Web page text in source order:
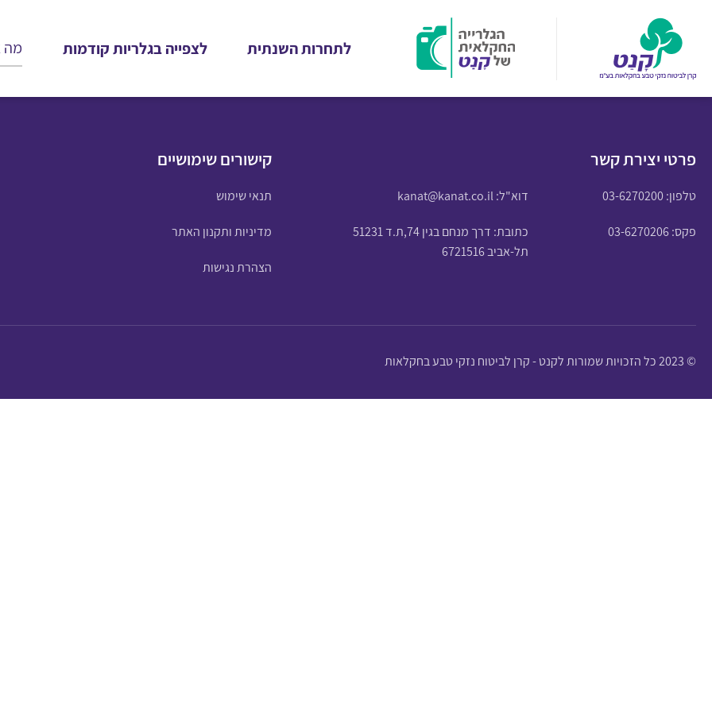
לתחרות השנתית לצפייה בגלריות קודמות
פרטי יצירת קשר
טלפון:03-6270200 דוא"ל:kanat@kanat.co.il
פקס: 03-6270206
כתובת: דרך מנחם בגין 74,ת.ד 51231
תל-אביב 6721516
קישורים שימושיים
תנאי שימוש
מדיניות ותקנון האתר
הצהרת נגישות
© 2023 כל הזכויות שמורות לקנט - קרן לביטוח נזקי טבע בחקלאות